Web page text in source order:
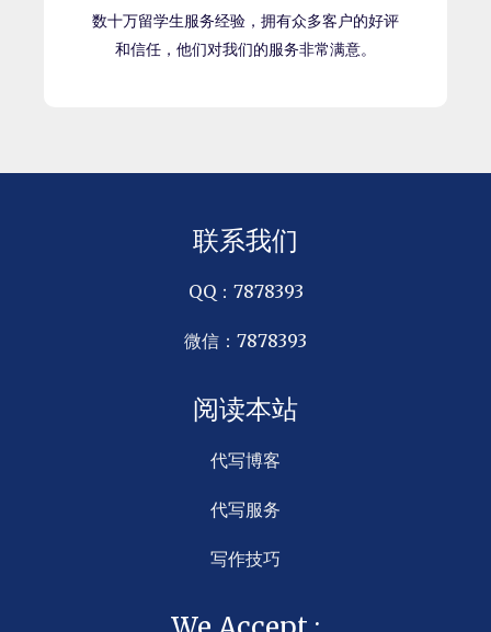
数十万留学生服务经验，拥有众多客户的好评
和信任，他们对我们的服务非常满意。
联系我们
QQ：7878393
微信：7878393
阅读本站
代写博客
代写服务
写作技巧